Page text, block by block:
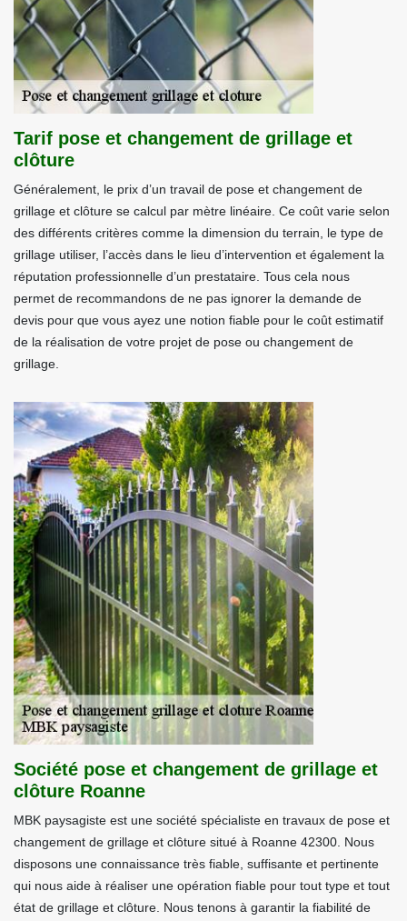
Tarif pose et changement de grillage et
clôture
Généralement, le prix d’un travail de pose et changement de
grillage et clôture se calcul par mètre linéaire. Ce coût varie selon
des différents critères comme la dimension du terrain, le type de
grillage utiliser, l’accès dans le lieu d’intervention et également la
réputation professionnelle d’un prestataire. Tous cela nous
permet de recommandons de ne pas ignorer la demande de
devis pour que vous ayez une notion fiable pour le coût estimatif
de la réalisation de votre projet de pose ou changement de
grillage.
Société pose et changement de grillage et
clôture Roanne
MBK paysagiste est une société spécialiste en travaux de pose et
changement de grillage et clôture situé à Roanne 42300. Nous
disposons une connaissance très fiable, suffisante et pertinente
qui nous aide à réaliser une opération fiable pour tout type et tout
état de grillage et clôture. Nous tenons à garantir la fiabilité de